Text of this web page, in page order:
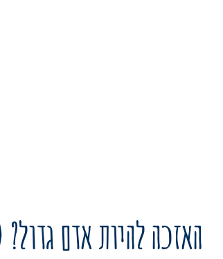
האזכה להיות אדם